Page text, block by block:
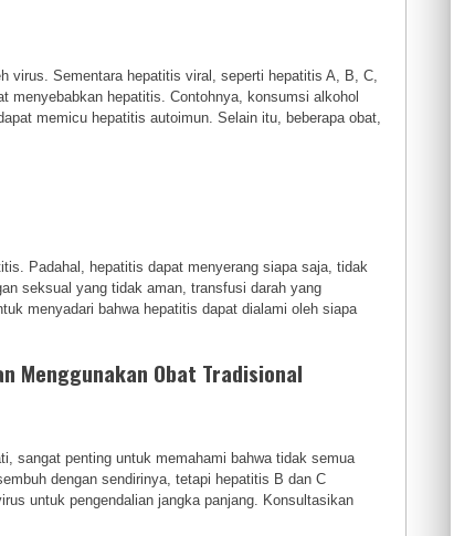
virus. Sementara hepatitis viral, seperti hepatitis A, B, C,
menyebabkan hepatitis. Contohnya, konsumsi alkohol
memicu hepatitis autoimun. Selain itu, beberapa obat,
Padahal, hepatitis dapat menyerang siapa saja, tidak
seksual yang tidak aman, transfusi darah yang
menyadari bahwa hepatitis dapat dialami oleh siapa
Menggunakan Obat Tradisional
sangat penting untuk memahami bahwa tidak semua
dengan sendirinya, tetapi hepatitis B dan C
untuk pengendalian jangka panjang. Konsultasikan